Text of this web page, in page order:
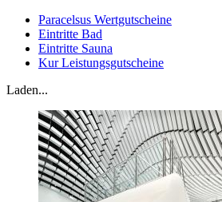
Paracelsus Wertgutscheine
Eintritte Bad
Eintritte Sauna
Kur Leistungsgutscheine
Laden...